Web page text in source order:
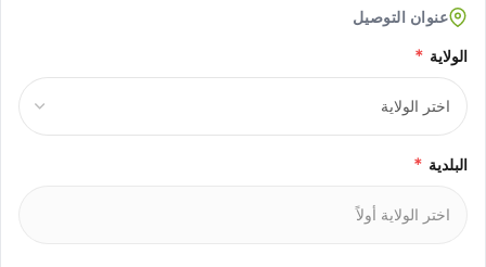
عنوان التوصيل
الولاية *
البلدية *